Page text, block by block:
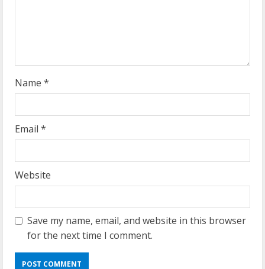
g
Name *
Email *
Website
Save my name, email, and website in this browser
for the next time I comment.